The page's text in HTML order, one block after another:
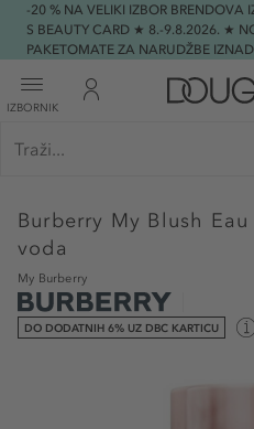
-20 % NA VELIKI IZBOR
S BEAUTY CARD ★ 8.-9.8.2026. ★
PAKETOMATE ZA NARUDŽBE
IZBORNIK
Burberry My Blush Eau
voda
My Burberry
DO DODATNIH 6% UZ DBC KARTICU